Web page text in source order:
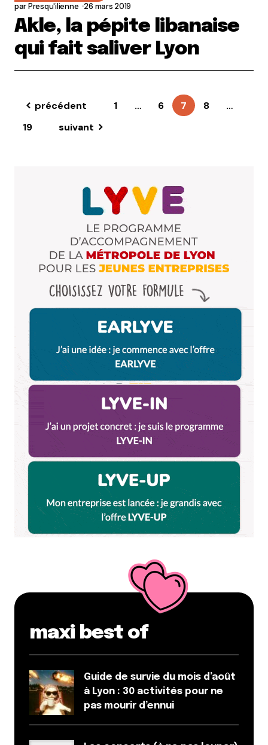
parPresqu'ilienne 26 mars 2019
Akle, la pépite libanaise
qui fait saliver Lyon
précédent 1 … 6 7 8
…
19
suivant
maxi best of
Guide de survie du mois d’août
à Lyon : 30 activités pour ne
pas mourir d’ennui